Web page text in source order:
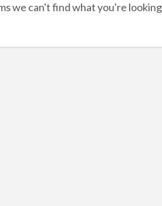
we can't find what you're